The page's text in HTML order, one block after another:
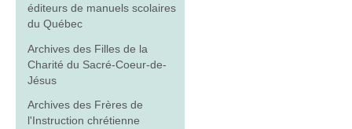
éditeurs de manuels scolaires
du Québec
Archives des Filles de la
Charité du Sacré-Coeur-de-
Jésus
Archives des Frères de
l'Instruction chrétienne